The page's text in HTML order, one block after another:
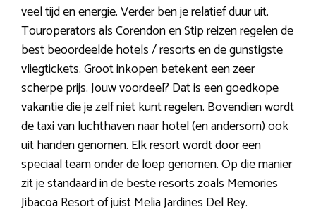
veel tijd en energie. Verder ben je relatief duur uit.
Touroperators als Corendon en Stip reizen regelen de
best beoordeelde hotels / resorts en de gunstigste
vliegtickets. Groot inkopen betekent een zeer
scherpe prijs. Jouw voordeel? Dat is een goedkope
vakantie die je zelf niet kunt regelen. Bovendien wordt
de taxi van luchthaven naar hotel (en andersom) ook
uit handen genomen. Elk resort wordt door een
speciaal team onder de loep genomen. Op die manier
zit je standaard in de beste resorts zoals Memories
Jibacoa Resort of juist Melia Jardines Del Rey.